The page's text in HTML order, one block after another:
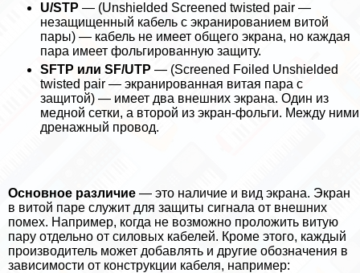
U/STP — (Unshielded Screened twisted pair —
незащищенный кабель с экранированием витой
пары) — кабель не имеет общего экрана, но каждая
пара имеет фольгированную защиту.
SFTP или SF/UTP — (Screened Foiled Unshielded
twisted pair — экранированная витая пара с
защитой) — имеет два внешних экрана. Один из
медной сетки, а второй из экран-фольги. Между ними
дренажный провод.
Основное различие — это наличие и вид экрана. Экран
в витой паре служит для защиты сигнала от внешних
помех. Например, когда не возможно проложить витую
пару отдельно от силовых кабелей. Кроме этого, каждый
производитель может добавлять и другие обозначения в
зависимости от конструкции кабеля, например: